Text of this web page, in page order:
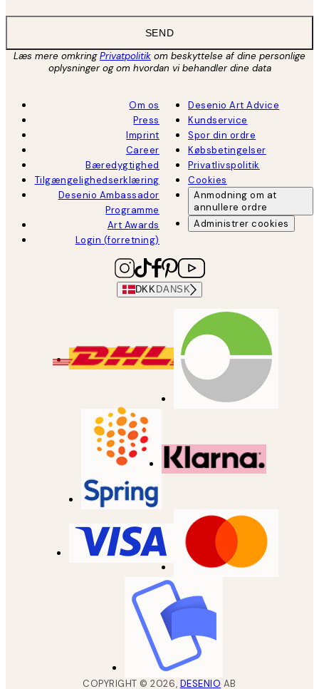
SEND
Læs mere omkringPrivatpolitik om beskyttelse af dine personlige
oplysninger og om hvordan vi behandler dine data
Om os
Press
Imprint
Career
Bæredygtighed
Tilgængelighedserklæring
Desenio Ambassador
Programme
Art Awards
Login (forretning)
Desenio Art Advice
Kundservice
Spor din ordre
Købsbetingelser
Privatlivspolitik
Cookies
Anmodning om at
annullere ordre
Administrer cookies
DKK DANSK
COPYRIGHT ©2026, DESENIO AB